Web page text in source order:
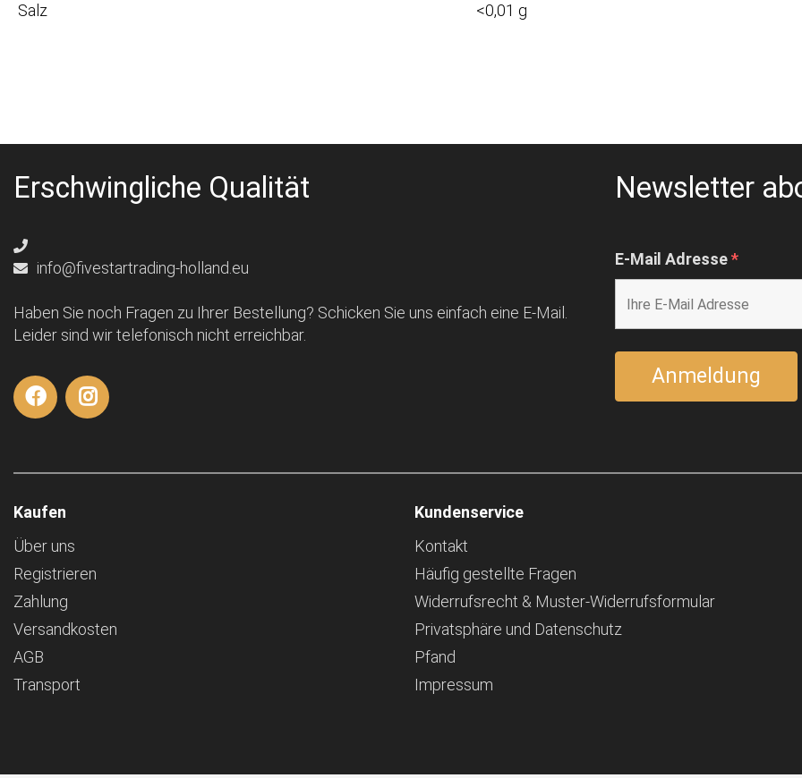
Salz
<0,01 g
Erschwingliche Qualität
info@fivestartrading-holland.eu
Haben Sie noch Fragen zu Ihrer Bestellung? Schicken Sie uns einfach eine E-Mail.
Leider sind wir telefonisch nicht erreichbar.
Newsletter
E-Mail Adresse*
Kaufen
Über uns
Registrieren
Zahlung
Versandkosten
AGB
Transport
Kundenservice
Kontakt
Häufig gestellte Fragen
Widerrufsrecht & Muster-Widerrufsformular
Privatsphäre und Datenschutz
Pfand
Impressum